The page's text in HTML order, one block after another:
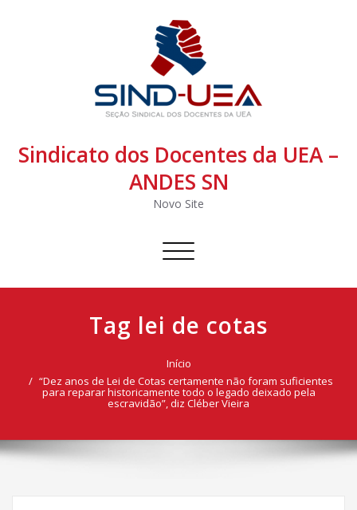
Sindicato dos Docentes da UEA –
ANDES SN
Novo Site
Alternar
Tag lei de cotas
Início
“Dez anos de Lei de Cotas certamente não foram suficientes
para reparar historicamente todo o legado deixado pela
escravidão”, diz Cléber Vieira